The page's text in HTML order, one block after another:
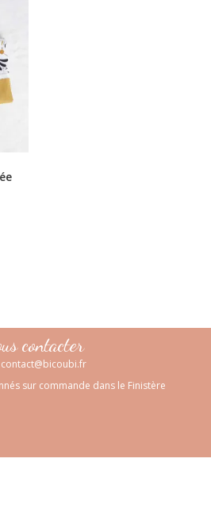
contacter
contact@bicoubi.fr
sur commande dans le Finistère